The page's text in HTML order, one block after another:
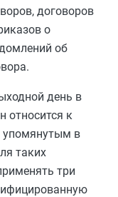
договоров
о
об
день в
относится к
упомянутым в
таких
три